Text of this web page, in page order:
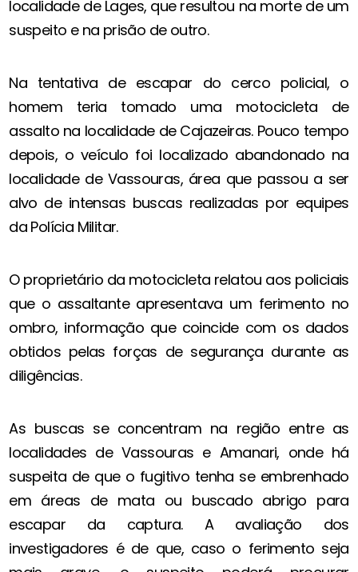
localidade de Lages, que resultou na morte de um
suspeito e na prisão de outro.
Na tentativa de escapar do cerco policial, o
homem teria tomado uma motocicleta de
assalto na localidade de Cajazeiras. Pouco tempo
depois, o veículo foi localizado abandonado na
localidade de Vassouras, área que passou a ser
alvo de intensas buscas realizadas por equipes
da Polícia Militar.
O proprietário da motocicleta relatou aos policiais
que o assaltante apresentava um ferimento no
ombro, informação que coincide com os dados
obtidos pelas forças de segurança durante as
diligências.
As buscas se concentram na região entre as
localidades de Vassouras e Amanari, onde há
suspeita de que o fugitivo tenha se embrenhado
em áreas de mata ou buscado abrigo para
escapar da captura. A avaliação dos
investigadores é de que, caso o ferimento seja